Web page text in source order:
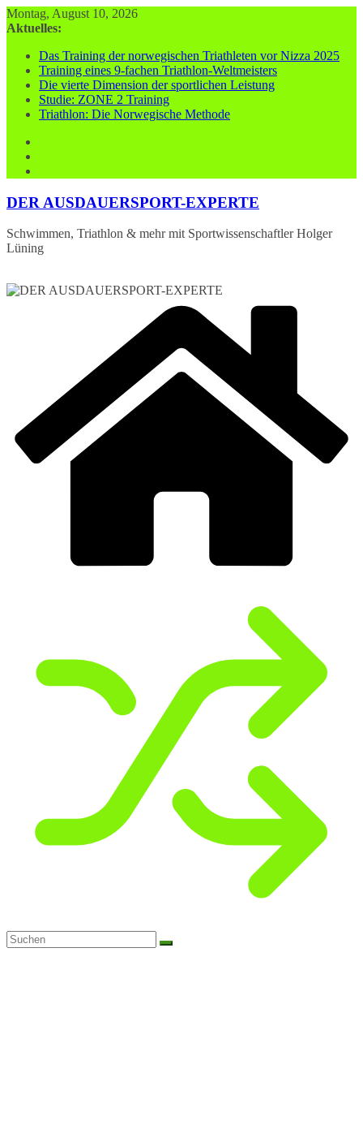
Zum
Inhalt
Montag, August 10, 2026
Aktuelles:
Das Training der norwegischen Triathleten vor Nizza 2025
Training eines 9-fachen Triathlon-Weltmeisters
Die vierte Dimension der sportlichen Leistung
Studie: ZONE 2 Training
Triathlon: Die Norwegische Methode
DER AUSDAUERSPORT-EXPERTE
Schwimmen, Triathlon & mehr mit Sportwissenschaftler Holger
Lüning